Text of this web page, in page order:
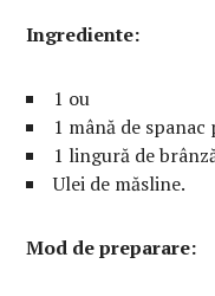
Ingrediente:
1 ou
1 mână de
1 lingură de
Ulei de măsline.
Mod de preparare: